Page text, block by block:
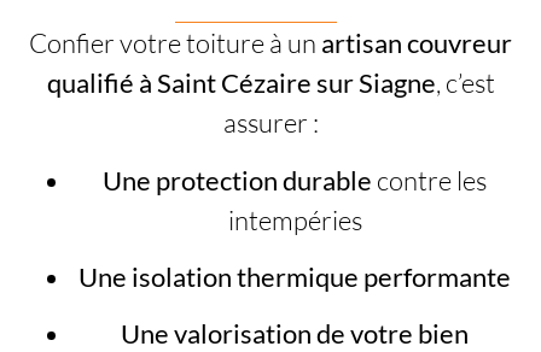
Confier votre toiture à un artisan couvreur
qualifié à Saint Cézaire sur Siagne, c’est
assurer :
Une protection durable contre les
intempéries
Une isolation thermique performante
Une valorisation de votre bien